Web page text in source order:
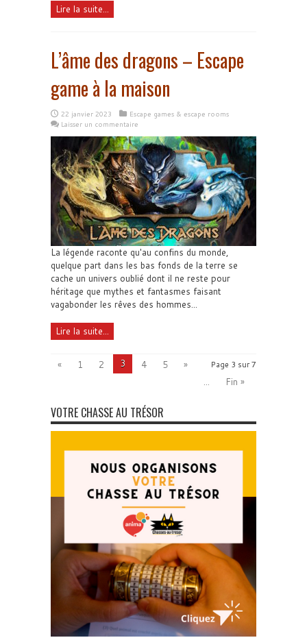
Lire la suite...
L’âme des dragons – Escape
game à la maison
22 janvier 2023
Escape games & escape rooms
Laisser un commentaire
La légende raconte qu'au confins du monde,
quelque part dans les bas fonds de la terre se
cache un univers oublié dont il ne reste pour
héritage que mythes et fantasmes faisant
vagabonder les rêves des hommes...
Lire la suite...
Page 3 sur 7
« 1 2 3 4 5
»
...
Fin »
VOTRE CHASSE AU TRÉSOR